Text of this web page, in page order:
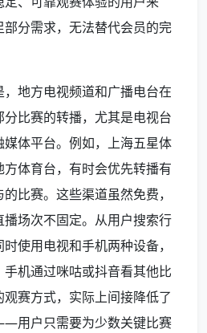
分需求，无法替代会员的完
地方电视频道和广播电台在
比赛的转播，尤其是电视台
体平台。例如，上海五星体
体育台，有时会优先转播有
比赛。这些渠道虽然免费，
场次不固定。从用户搜索行
使用电视和手机两种设备，
机通过咪咕或抖音看其他比
赛方式，实际上间接降低了
用户只需要为少数关键比赛